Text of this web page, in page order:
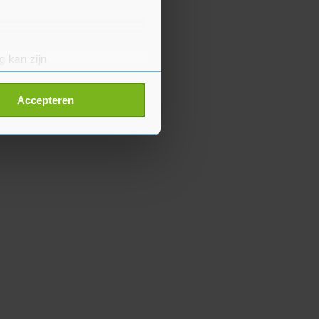
kan zijn
detailgedeelte
cookiepagina kun je
Accepteren